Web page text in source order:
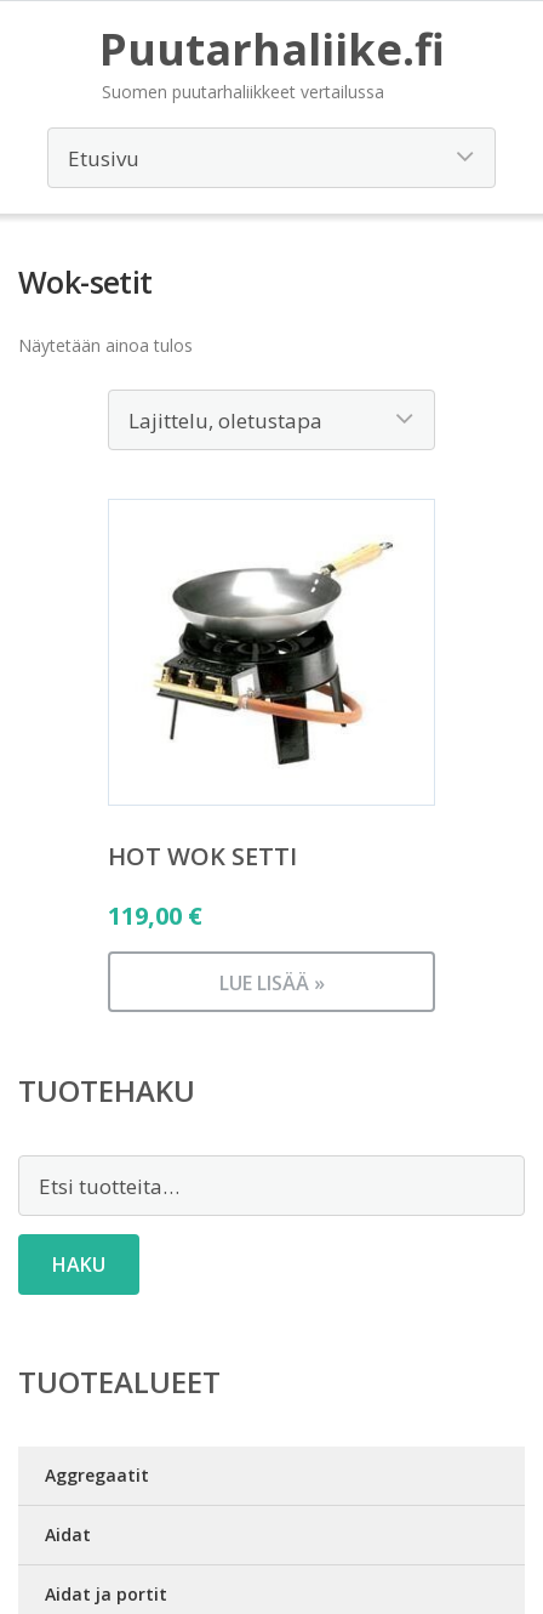
Puutarhaliike.fi
Suomen puutarhaliikkeet vertailussa
Wok-setit
Näytetään ainoa tulos
HOT WOK SETTI
119,00 €
LUE LISÄÄ »
TUOTEHAKU
HAKU
TUOTEALUEET
Aggregaatit
Aidat
Aidat ja portit